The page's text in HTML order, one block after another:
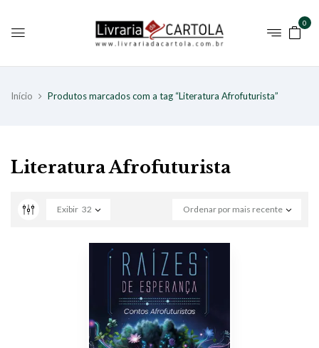
0
Início Produtos marcados com a tag “Literatura Afrofuturista”
Literatura Afrofuturista
Ordenar por mais recente
Exibir 32